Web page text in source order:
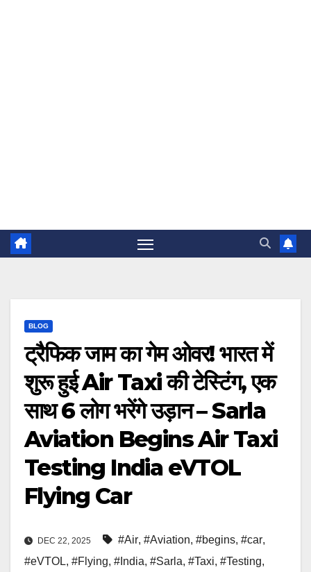
BLOG
ट्रैफिक जाम का गेम ओवर! भारत में
शुरू हुई Air Taxi की टेस्टिंग, एक
साथ 6 लोग भरेंगे उड़ान – Sarla
Aviation Begins Air Taxi
Testing India eVTOL
Flying Car
DEC 22, 2025 #Air, #Aviation, #begins, #car,
#eVTOL, #Flying, #India, #Sarla, #Taxi, #Testing,